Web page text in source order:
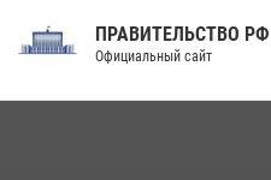
Праздник «Один день с
ПРАВИТЕЛЬСТВО РФ
Официальный сайт